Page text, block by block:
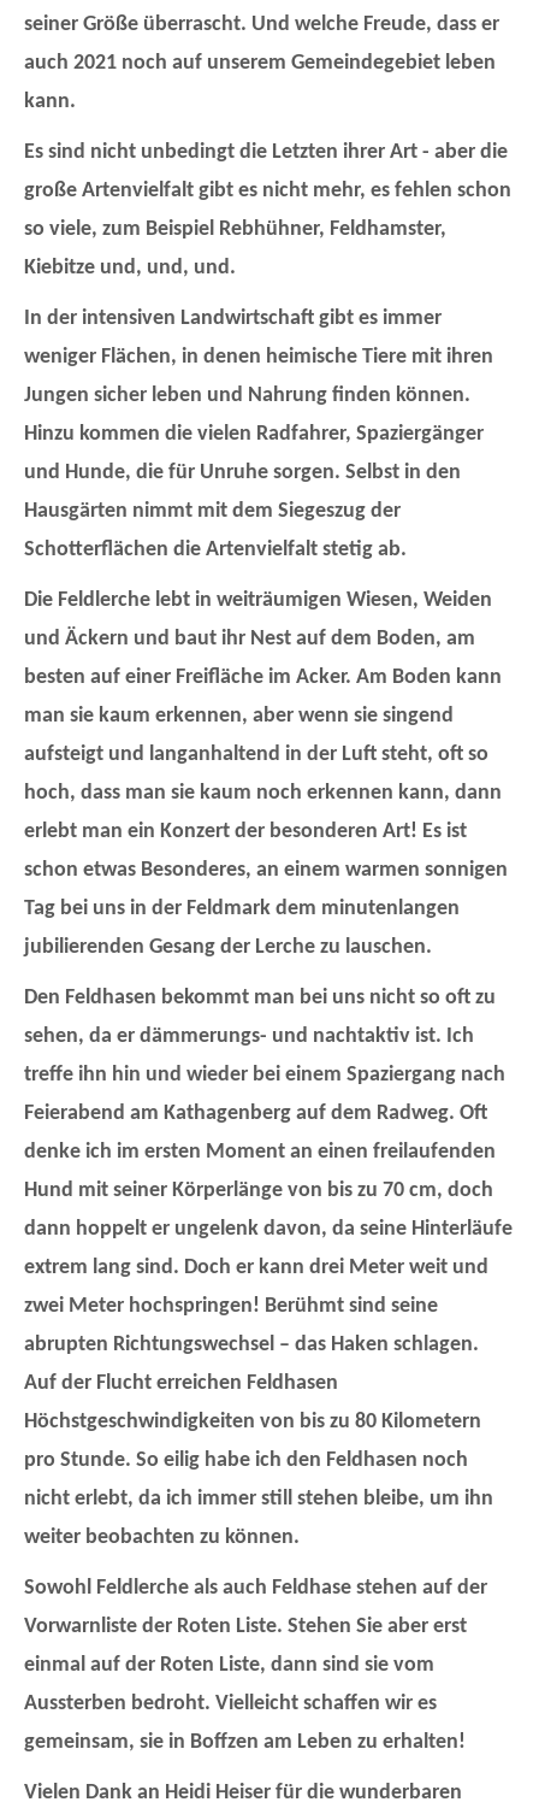
seiner Größe überrascht. Und welche Freude, dass er
auch 2021 noch auf unserem Gemeindegebiet leben
kann.
Es sind nicht unbedingt die Letzten ihrer Art - aber die
große Artenvielfalt gibt es nicht mehr, es fehlen schon
so viele, zum Beispiel Rebhühner, Feldhamster,
Kiebitze und, und, und.
In der intensiven Landwirtschaft gibt es immer
weniger Flächen, in denen heimische Tiere mit ihren
Jungen sicher leben und Nahrung finden können.
Hinzu kommen die vielen Radfahrer, Spaziergänger
und Hunde, die für Unruhe sorgen. Selbst in den
Hausgärten nimmt mit dem Siegeszug der
Schotterflächen die Artenvielfalt stetig ab.
Die Feldlerche lebt in weiträumigen Wiesen, Weiden
und Äckern und baut ihr Nest auf dem Boden, am
besten auf einer Freifläche im Acker. Am Boden kann
man sie kaum erkennen, aber wenn sie singend
aufsteigt und langanhaltend in der Luft steht, oft so
hoch, dass man sie kaum noch erkennen kann, dann
erlebt man ein Konzert der besonderen Art! Es ist
schon etwas Besonderes, an einem warmen sonnigen
Tag bei uns in der Feldmark dem minutenlangen
jubilierenden Gesang der Lerche zu lauschen.
Den Feldhasen bekommt man bei uns nicht so oft zu
sehen, da er dämmerungs- und nachtaktiv ist. Ich
treffe ihn hin und wieder bei einem Spaziergang nach
Feierabend am Kathagenberg auf dem Radweg. Oft
denke ich im ersten Moment an einen freilaufenden
Hund mit seiner Körperlänge von bis zu 70 cm, doch
dann hoppelt er ungelenk davon, da seine Hinterläufe
extrem lang sind. Doch er kann drei Meter weit und
zwei Meter hochspringen! Berühmt sind seine
abrupten Richtungswechsel – das Haken schlagen.
Auf der Flucht erreichen Feldhasen
Höchstgeschwindigkeiten von bis zu 80 Kilometern
pro Stunde. So eilig habe ich den Feldhasen noch
nicht erlebt, da ich immer still stehen bleibe, um ihn
weiter beobachten zu können.
Sowohl Feldlerche als auch Feldhase stehen auf der
Vorwarnliste der Roten Liste. Stehen Sie aber erst
einmal auf der Roten Liste, dann sind sie vom
Aussterben bedroht. Vielleicht schaffen wir es
gemeinsam, sie in Boffzen am Leben zu erhalten!
Vielen Dank an Heidi Heiser für die wunderbaren